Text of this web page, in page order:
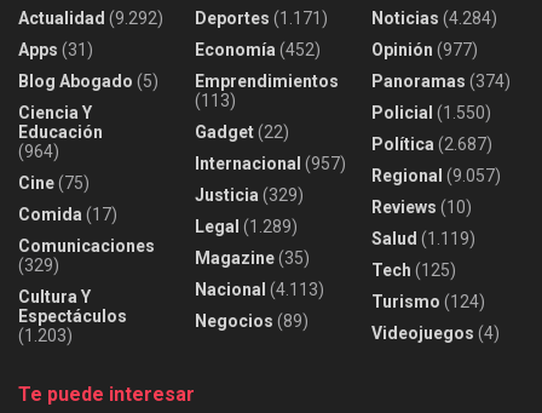
Actualidad (9.292)
Apps (31)
Blog Abogado (5)
Ciencia Y
Educación
(964)
Cine(75)
Comida (17)
Comunicaciones
(329)
Cultura Y
Espectáculos
(1.203)
Deportes (1.171)
Economía (452)
Emprendimientos
(113)
Gadget(22)
Internacional (957)
Justicia (329)
Legal (1.289)
Magazine(35)
Nacional (4.113)
Negocios (89)
Noticias (4.284)
Opinión (977)
Panoramas (374)
Policial (1.550)
Política (2.687)
Regional (9.057)
Reviews (10)
Salud (1.119)
Tech (125)
Turismo (124)
Videojuegos (4)
Te puede interesar